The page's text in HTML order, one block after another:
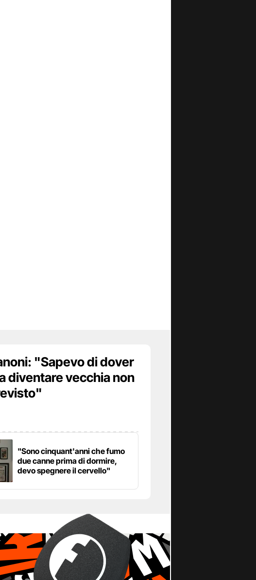
"Sapevo di dover
diventare vecchia non
"Sono cinquant'anni che fumo
due canne prima di dormire,
devo spegnere il cervello"